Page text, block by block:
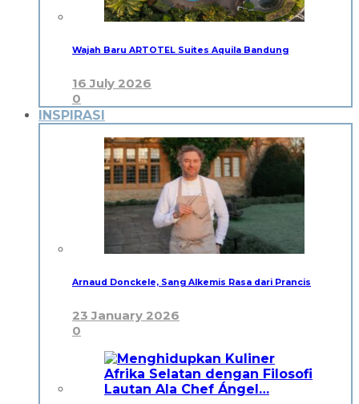
Wajah Baru ARTOTEL Suites Aquila Bandung
16 July 2026
0
INSPIRASI
Arnaud Donckele, Sang Alkemis Rasa dari Prancis
23 January 2026
0